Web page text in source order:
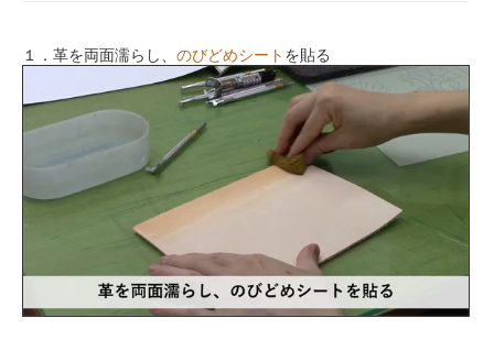
１．革を両面濡らし、 のびどめシート を貼る